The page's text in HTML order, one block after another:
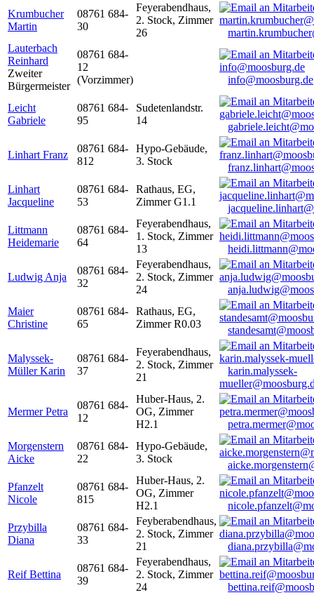
Krumbucher
Martin
08761 684-
30
Feyerabendhaus,
2. Stock, Zimmer
26
Lauterbach
Reinhard
Zweiter
Bürgermeister
08761 684-
12
(Vorzimmer)
info@moosburg.de
Leicht
Gabriele
08761 684-
95
Sudetenlandstr.
14
Linhart Franz
08761 684-
812
Hypo-Gebäude,
3. Stock
Linhart
Jacqueline
08761 684-
53
Rathaus, EG,
Zimmer G1.1
Littmann
Heidemarie
08761 684-
64
Feyerabendhaus,
1. Stock, Zimmer
13
Ludwig Anja
08761 684-
32
Feyerabendhaus,
2. Stock, Zimmer
24
Maier
Christine
08761 684-
65
Rathaus, EG,
Zimmer R0.03
Malyssek-
Müller Karin
08761 684-
37
Feyerabendhaus,
2. Stock, Zimmer
21
karin.malyssek-
Mermer Petra
08761 684-
12
Huber-Haus, 2.
OG, Zimmer
H2.1
Morgenstern
Aicke
08761 684-
22
Hypo-Gebäude,
3. Stock
Pfanzelt
Nicole
08761 684-
815
Huber-Haus, 2.
OG, Zimmer
H2.1
Przybilla
Diana
08761 684-
33
Feyberabendhaus,
2. Stock, Zimmer
21
Reif Bettina
08761 684-
39
Feyerabendhaus,
2. Stock, Zimmer
24